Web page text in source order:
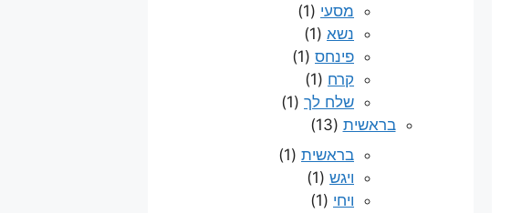
מסעי (1)
נשא (1)
פינחס (1)
קרח (1)
שלח לך (1)
בראשית (13)
בראשית (1)
ויגש (1)
ויחי (1)